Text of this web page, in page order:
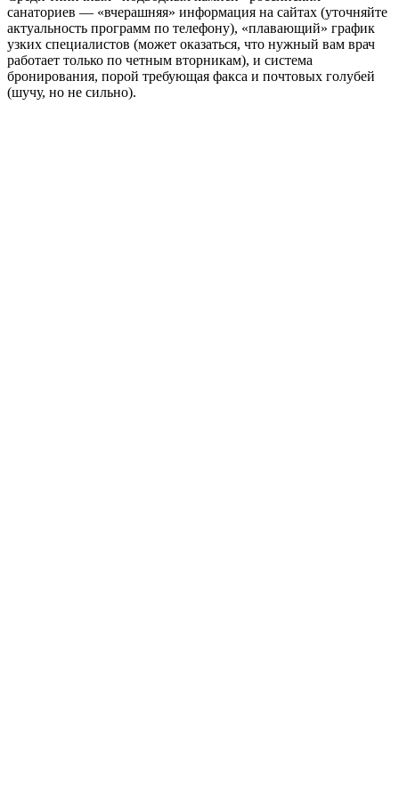
санаториев — «вчерашняя» информация на сайтах (уточняйте
актуальность программ по телефону), «плавающий» график
узких специалистов (может оказаться, что нужный вам врач
работает только по четным вторникам), и система
бронирования, порой требующая факса и почтовых голубей
(шучу, но не сильно).